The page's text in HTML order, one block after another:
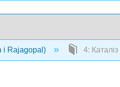
і Rajagopal) 4: Каталіз